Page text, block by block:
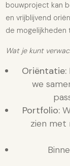
bouwproject kan
en vrijblijvend
de mogelijkheden
Wat je kunt
Oriëntatie:
we
Portfolio:
zien met